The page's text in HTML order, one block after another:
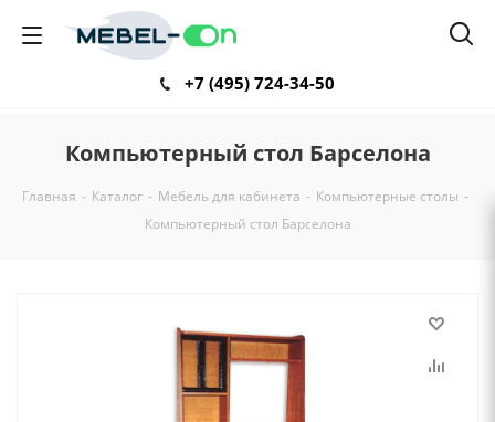
+7 (495) 724-34-50
Компьютерный стол Барселона
Главная - Каталог - Мебель для кабинета - Компьютерные столы -
Компьютерный стол Барселона